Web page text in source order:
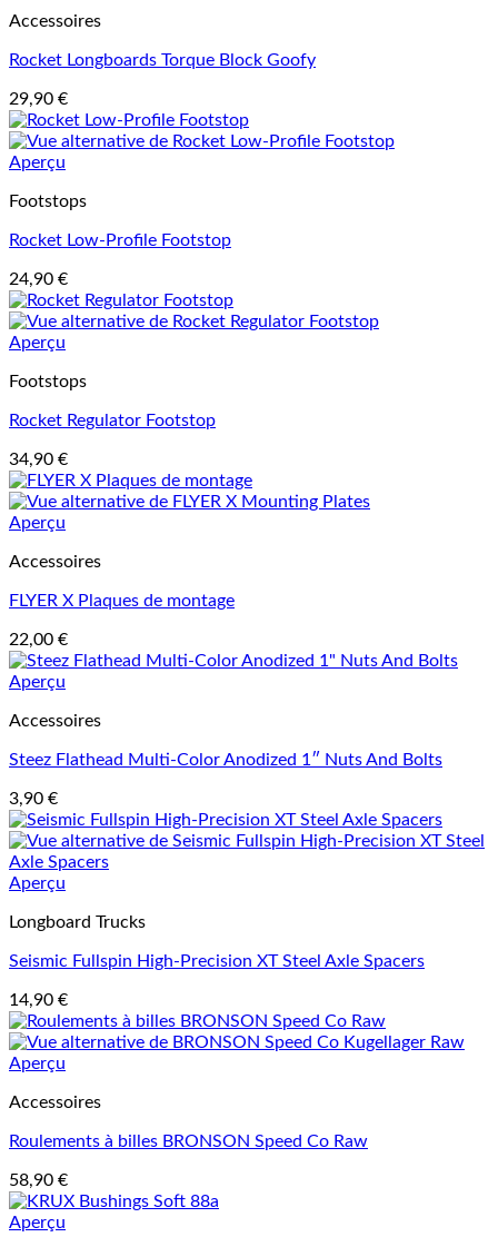
Accessoires
Rocket Longboards Torque Block Goofy
29,90 €
Aperçu
Footstops
Rocket Low-Profile Footstop
24,90 €
Aperçu
Footstops
Rocket Regulator Footstop
34,90 €
Aperçu
Accessoires
FLYER X Plaques de montage
22,00 €
Aperçu
Accessoires
Steez Flathead Multi-Color Anodized 1″ Nuts And Bolts
3,90 €
Aperçu
Longboard Trucks
Seismic Fullspin High-Precision XT Steel Axle Spacers
14,90 €
Aperçu
Accessoires
Roulements à billes BRONSON Speed Co Raw
58,90 €
Aperçu